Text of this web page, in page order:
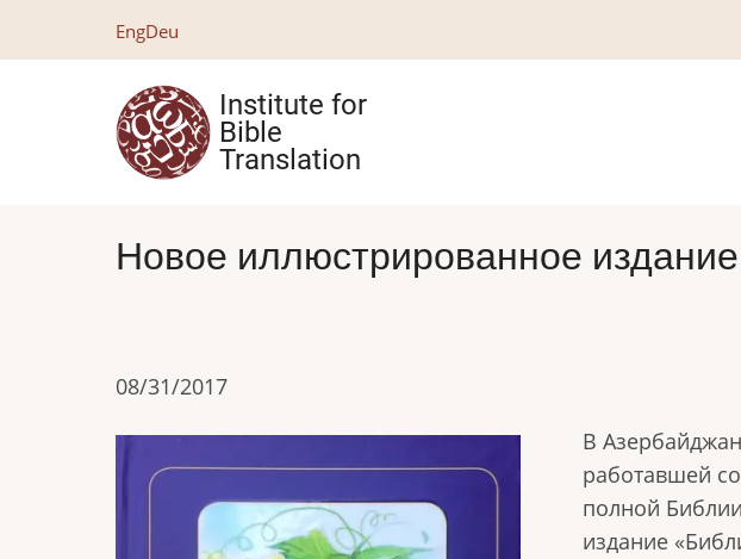
EngDeu
Institute for
Bible
Translation
Новое иллюстрированное
08/31/2017
В
работавшей
полной
издание